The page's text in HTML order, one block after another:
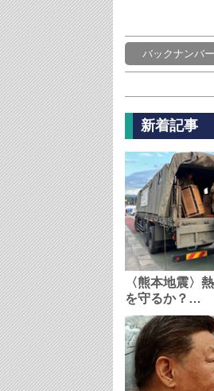
バックナンバー
新着記事
〈熊本地震〉
を守るか？…